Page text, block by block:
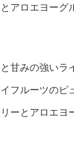
アロエヨーグ
甘みの強いラ
フルーツのピ
ーとアロエヨ